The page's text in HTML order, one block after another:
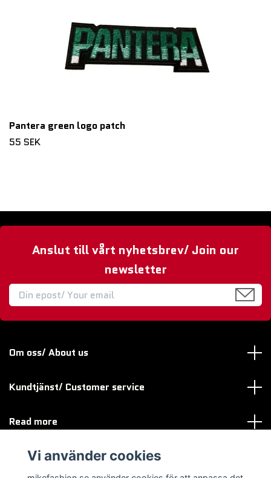
Pantera green logo patch
55 SEK
Anslut till vårt nyhetsbrev/ Join our
newsletter
Om oss/ About us
Kundtjänst/ Customer service
Read more
Sociala medier
Vi använder cookies